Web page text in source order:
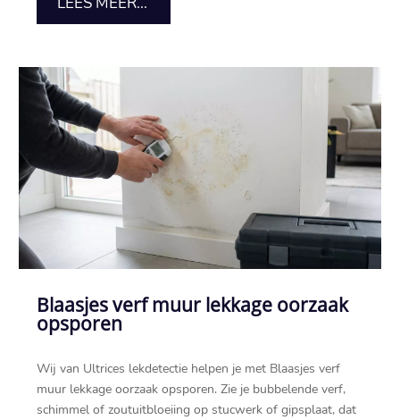
Blaasjes verf muur lekkage oorzaak
opsporen
Wij van Ultrices lekdetectie helpen je met Blaasjes verf
muur lekkage oorzaak opsporen.​ Zie je bubbelende verf,
schimmel of zoutuitbloeiing op stucwerk of gipsplaat, dat